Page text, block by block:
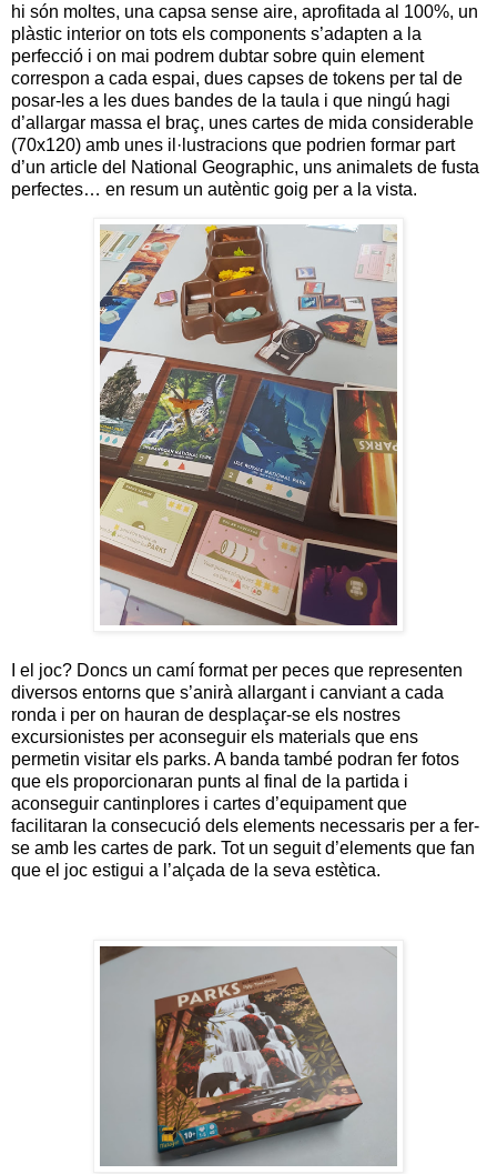
hi són moltes, una capsa sense aire, aprofitada al 100%, un
plàstic interior on tots els components s’adapten a la
perfecció i on mai podrem dubtar sobre quin element
correspon a cada espai, dues capses de tokens per tal de
posar-les a les dues bandes de la taula i que ningú hagi
d’allargar massa el braç, unes cartes de mida considerable
(70x120) amb unes il·lustracions que podrien formar part
d’un article del National Geographic, uns animalets de fusta
perfectes… en resum un autèntic goig per a la vista.
I el joc? Doncs un camí format per peces que representen
diversos entorns que s’anirà allargant i canviant a cada
ronda i per on hauran de desplaçar-se els nostres
excursionistes per aconseguir els materials que ens
permetin visitar els parks. A banda també podran fer fotos
que els proporcionaran punts al final de la partida i
aconseguir cantinplores i cartes d’equipament que
facilitaran la consecució dels elements necessaris per a fer-
se amb les cartes de park. Tot un seguit d’elements que fan
que el joc estigui a l’alçada de la seva estètica.